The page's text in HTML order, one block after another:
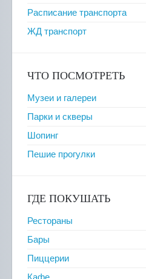
Расписание транспорта
ЖД транспорт
ЧТО ПОСМОТРЕТЬ
Музеи и галереи
Парки и скверы
Шопинг
Пешие прогулки
ГДЕ ПОКУШАТЬ
Рестораны
Бары
Пиццерии